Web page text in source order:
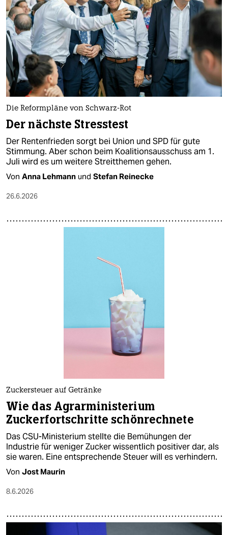
Die Reformpläne von Schwarz-Rot
Der nächste Stresstest
Der Rentenfrieden sorgt bei Union und SPD für gute
Stimmung. Aber schon beim Koalitionsausschuss am 1.
Juli wird es um weitere Streitthemen gehen.
Von Anna Lehmann und Stefan Reinecke
26.6.2026
Zuckersteuer auf Getränke
Wie das Agrarministerium
Zuckerfortschritte schönrechnete
Das CSU-Ministerium stellte die Bemühungen der
Industrie für weniger Zucker wissentlich positiver dar, als
sie waren. Eine entsprechende Steuer will es verhindern.
Von Jost Maurin
8.6.2026